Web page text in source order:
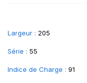
Largeur : 205
Série : 55
Indice de Charge : 91